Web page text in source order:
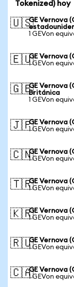
Tokenized) hoy
🇺🇸GE Vernova
1 GEVon
🇪🇺GE Vernova
1 GEVon
🇬🇧GE Vernova
Británica
1 GEVon
🇯🇵GE Vernova
1 GEVon
🇨🇳GE Vernova
1 GEVon
🇹🇷GE Vernova
1 GEVon
🇰🇷GE Vernova
1 GEVon
🇷🇺GE Vernova
1 GEVon
🇨🇦GE Vernova
1 GEVon